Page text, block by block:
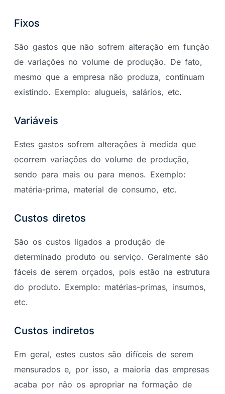
Fixos
São gastos que não sofrem alteração em função
de variações no volume de produção. De fato,
mesmo que a empresa não produza, continuam
existindo. Exemplo: alugueis, salários, etc.
Variáveis
Estes gastos sofrem alterações à medida que
ocorrem variações do volume de produção,
sendo para mais ou para menos. Exemplo:
matéria-prima, material de consumo, etc.
Custos diretos
São os custos ligados a produção de
determinado produto ou serviço. Geralmente são
fáceis de serem orçados, pois estão na estrutura
do produto. Exemplo: matérias-primas, insumos,
etc.
Custos indiretos
Em geral, estes custos são difíceis de serem
mensurados e, por isso, a maioria das empresas
acaba por não os apropriar na formação de